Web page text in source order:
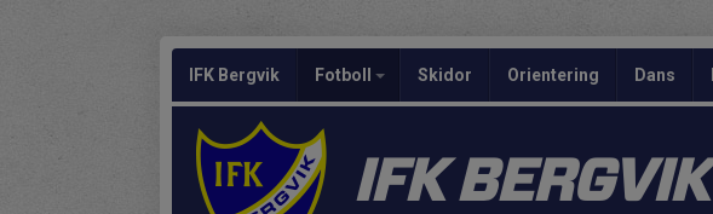
IFK Bergvik Fotboll Skidor Orientering Dans
IFK BERGVIK